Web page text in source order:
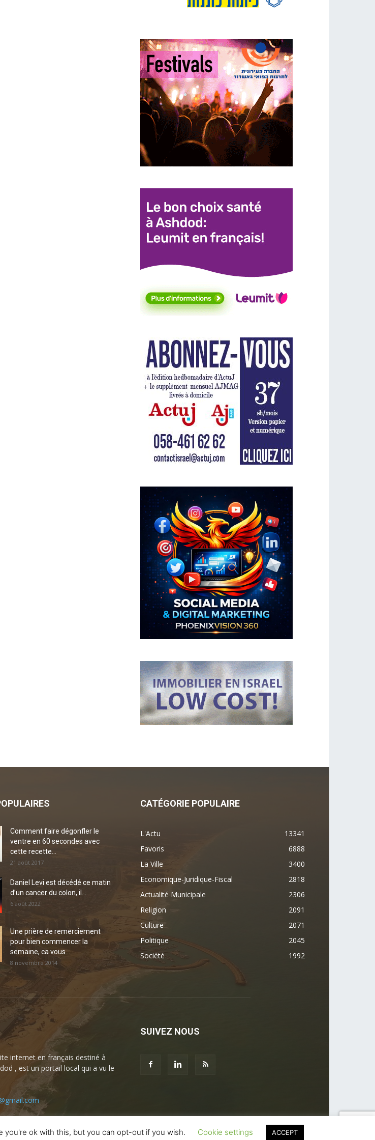
Comment faire dégonfler le
ventre en 60 secondes avec
cette recette...
21 août 2017
Daniel Levi est décédé ce matin
d’un cancer du colon, il...
6 août 2022
Une prière de remerciement
pour bien commencer la
semaine, ca vous...
8 novembre 2014
CATÉGORIE POPULAIRE
L'Actu
13341
Favoris
6888
La Ville
3400
Economique-Juridique-Fiscal
2818
Actualité Municipale
2306
Religion
2091
Culture
2071
Politique
2045
Société
1992
internet en français destiné à
, est un portail local qui a vu le
SUIVEZ NOUS
you're ok with this, but you can opt-out if you wish. Cookie settings ACCEPT